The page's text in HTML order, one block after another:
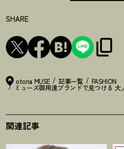
SHARE
otona MUSE 記事一覧 FASHION
ミューズ御用達ブランドで見つける
関連記事